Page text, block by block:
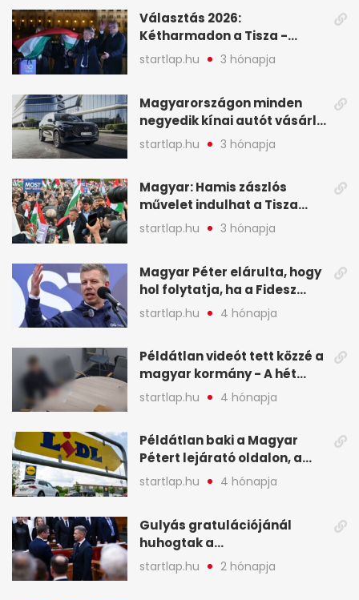
Választás 2026:
Kétharmadon a Tisza -
mutatjuk, hogyan alakulnak
a mandátumok
startlap.hu 3 hónapja
Magyarországon minden
negyedik kínai autót vásárló
a Chery mellett döntött (X)
startlap.hu 3 hónapja
Magyar: Hamis zászlós
művelet indulhat a Tisza
ellen a választás napján - A
hét legfontosabb eseményei
startlap.hu 3 hónapja
Magyar Péter elárulta, hogy
hol folytatja, ha a Fidesz
nyeri a választást - A hét
legfontosabb hírei
startlap.hu 4 hónapja
Példátlan videót tett közzé a
magyar kormány - A hét
legfontosabb hírei
képekben
startlap.hu 4 hónapja
Példátlan baki a Magyar
Pétert lejárató oldalon, a
Lidlnek azonnal lépnie
kellett - A hét legfontosabb
startlap.hu 4 hónapja
Gulyás gratulációjánál
huhogtak a
leghangosabban, miután
Magyart miniszterelnökké
startlap.hu 2 hónapja